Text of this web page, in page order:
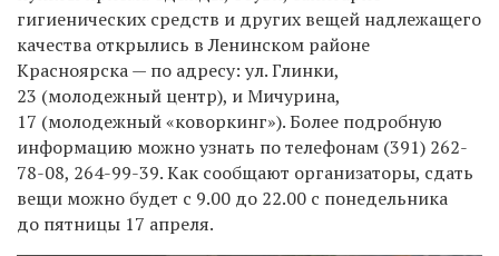
гигиенических средств и других вещей надлежащего
качества открылись в Ленинском районе
Красноярска — по адресу: ул. Глинки,
23 (молодежный центр), и Мичурина,
17 (молодежный «коворкинг»). Более подробную
информацию можно узнать по телефонам (391) 262-
78-08, 264-99-39.Как сообщают организаторы, сдать
вещи можно будет с 9.00 до 22.00 с понедельника
до пятницы 17 апреля.